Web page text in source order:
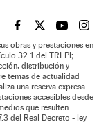
EL PAÍS BRASIL EN
EL PAÍSEL PAÍS
EL
obras y prestaciones en
32.1 del TRLPI;
distribución y
temas de actualidad
una reserva expresa
accesibles desde
que resulten
del Real Decreto - ley